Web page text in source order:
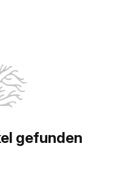
gefunden